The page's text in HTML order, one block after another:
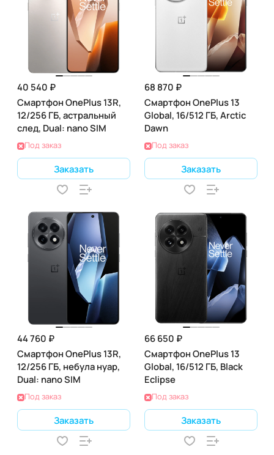
40 540 ₽
Смартфон OnePlus 13R,
12/256 ГБ, астральный
след, Dual: nano SIM
Под заказ
Заказать
68 870 ₽
Смартфон OnePlus 13
Global, 16/512 ГБ, Arctic
Dawn
Под заказ
Заказать
44 760 ₽
Смартфон OnePlus 13R,
12/256 ГБ, небула нуар,
Dual: nano SIM
Под заказ
Заказать
66 650 ₽
Смартфон OnePlus 13
Global, 16/512 ГБ, Black
Eclipse
Под заказ
Заказать